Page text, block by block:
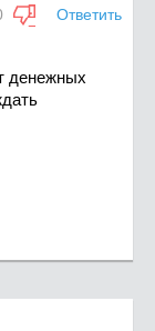
Ответить
денежных